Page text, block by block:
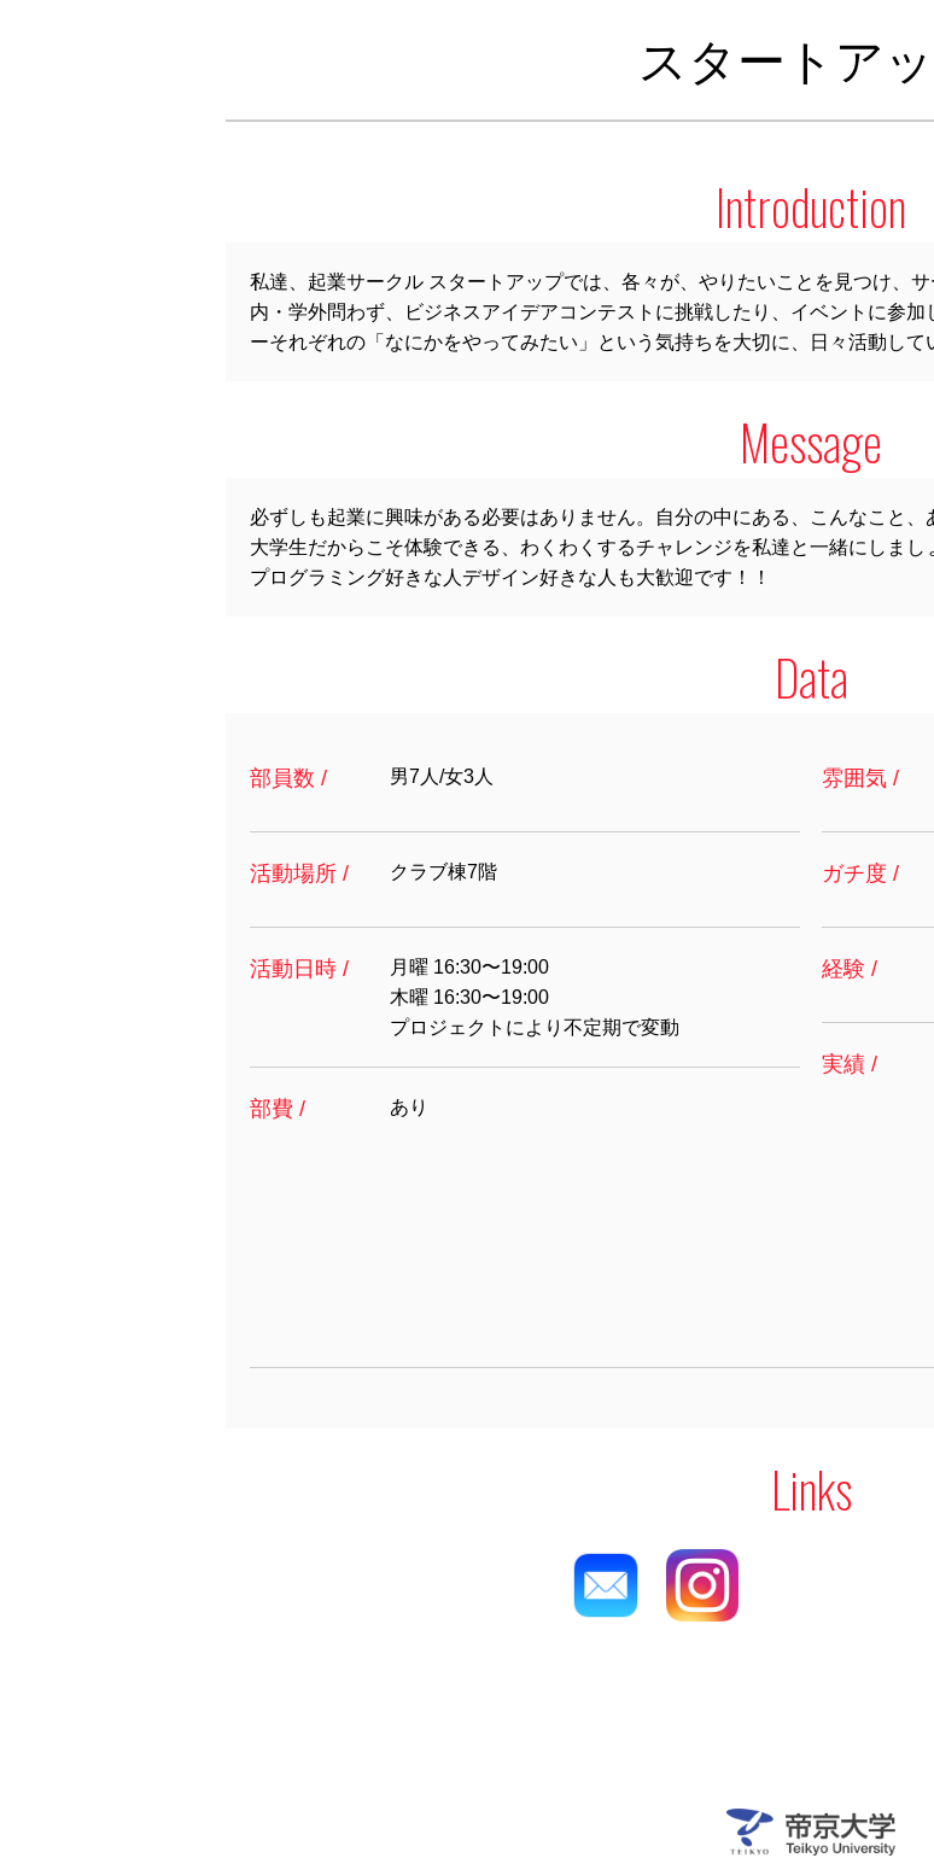
スタートア
Introduction
私達、起業サークル スタートアップでは、各々が、やりたいことを見つけ、
内・学外問わず、ビジネスアイデアコンテストに挑戦したり、イベントに参
ーそれぞれの「なにかをやってみたい」という気持ちを大切に、日々活動して
Message
必ずしも起業に興味がある必要はありません。自分の中にある、こんなこと、
大学生だからこそ体験できる、わくわくするチャレンジを私達と一緒にしまし
プログラミング好きな人デザイン好きな人も大歓迎です！！
Data
部員数 / 男7人/女3人
活動場所 / クラブ棟7階
活動日時 /
月曜 16:30〜19:00
木曜 16:30〜19:00
プロジェクトにより不定期で変動
部費 / あり
雰囲気 /
ガチ度 /
経験 /
実績 /
Links